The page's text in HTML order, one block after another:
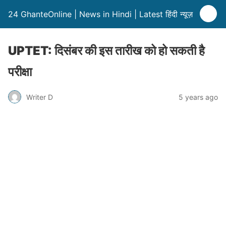
24 GhanteOnline | News in Hindi | Latest हिंदी न्यूज़
UPTET: दिसंबर की इस तारीख को हो सकती है
परीक्षा
Writer D 5 years ago